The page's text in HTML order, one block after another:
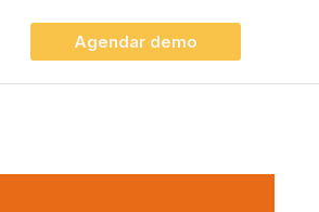
Agendar demo